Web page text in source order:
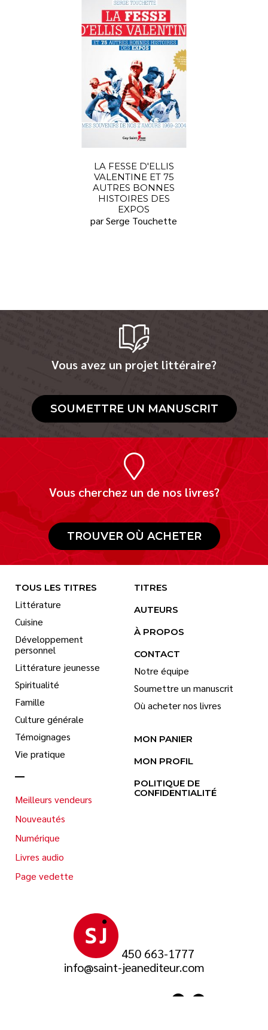
LA FESSE D'ELLIS
VALENTINE ET 75
AUTRES BONNES
HISTOIRES DES
EXPOS
par Serge Touchette
Vous avez un projet littéraire?
SOUMETTRE UN MANUSCRIT
Vous cherchez un de nos livres?
TROUVER OÙ ACHETER
450 663-1777
info@saint-jeanediteur.com
TOUS LES TITRES
Littérature
Cuisine
Développement
personnel
Littérature jeunesse
Spiritualité
Famille
Culture générale
Témoignages
Vie pratique
Meilleurs vendeurs
Nouveautés
Numérique
Livres audio
Page vedette
TITRES
AUTEURS
À PROPOS
CONTACT
Notre équipe
Soumettre un manuscrit
Où acheter nos livres
MON PANIER
MON PROFIL
POLITIQUE DE
CONFIDENTIALITÉ